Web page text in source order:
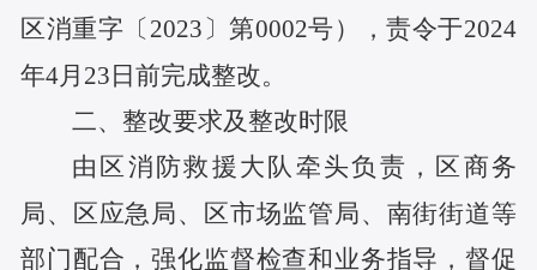
区消重字〔2023〕第0002号），责令于2024
年4月23日前完成整改。
二、整改要求及整改时限
由区消防救援大队牵头负责，区商务
局、区应急局、区市场监管局、南街街道等
部门配合，强化监督检查和业务指导，督促